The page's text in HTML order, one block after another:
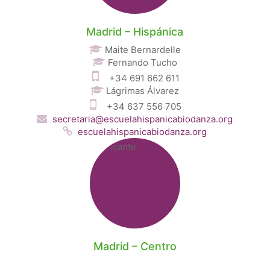
Madrid – Hispánica
Maite Bernardelle
Fernando Tucho
+34 691 662 611
Lágrimas Álvarez
+34 637 556 705
secretaria@escuelahispanicabiodanza.org
escuelahispanicabiodanza.org
Madrid – Centro